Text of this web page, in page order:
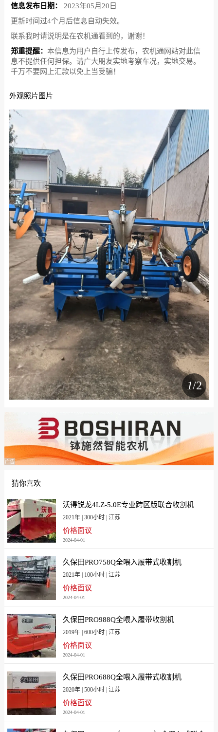
信息发布日期：
2023年05月20日
更新时间过4个月后信息自动失效。
联系我时请说明是在农机通看到的，谢谢！
郑重提醒： 本信息为用户自行上传发布，农机通网站对此信
息不提供任何担保。请广大朋友实地考察车况，实地交易。
千万不要网上汇款以免上当受骗！
外观照片图片
1/2
广告
猜你喜欢
沃得锐龙4LZ-5.0E专业跨区版联合收割机
2021年 | 300小时 | 江苏
价格面议
2024-04-01
久保田PRO758Q全喂入履带式收割机
2021年 | 100小时 | 江苏
价格面议
2024-04-01
久保田PRO988Q全喂入履带收割机
2019年 | 600小时 | 江苏
价格面议
2024-04-01
久保田PRO688Q全喂入履带式收割机
2020年 | 500小时 | 江苏
价格面议
2024-04-01